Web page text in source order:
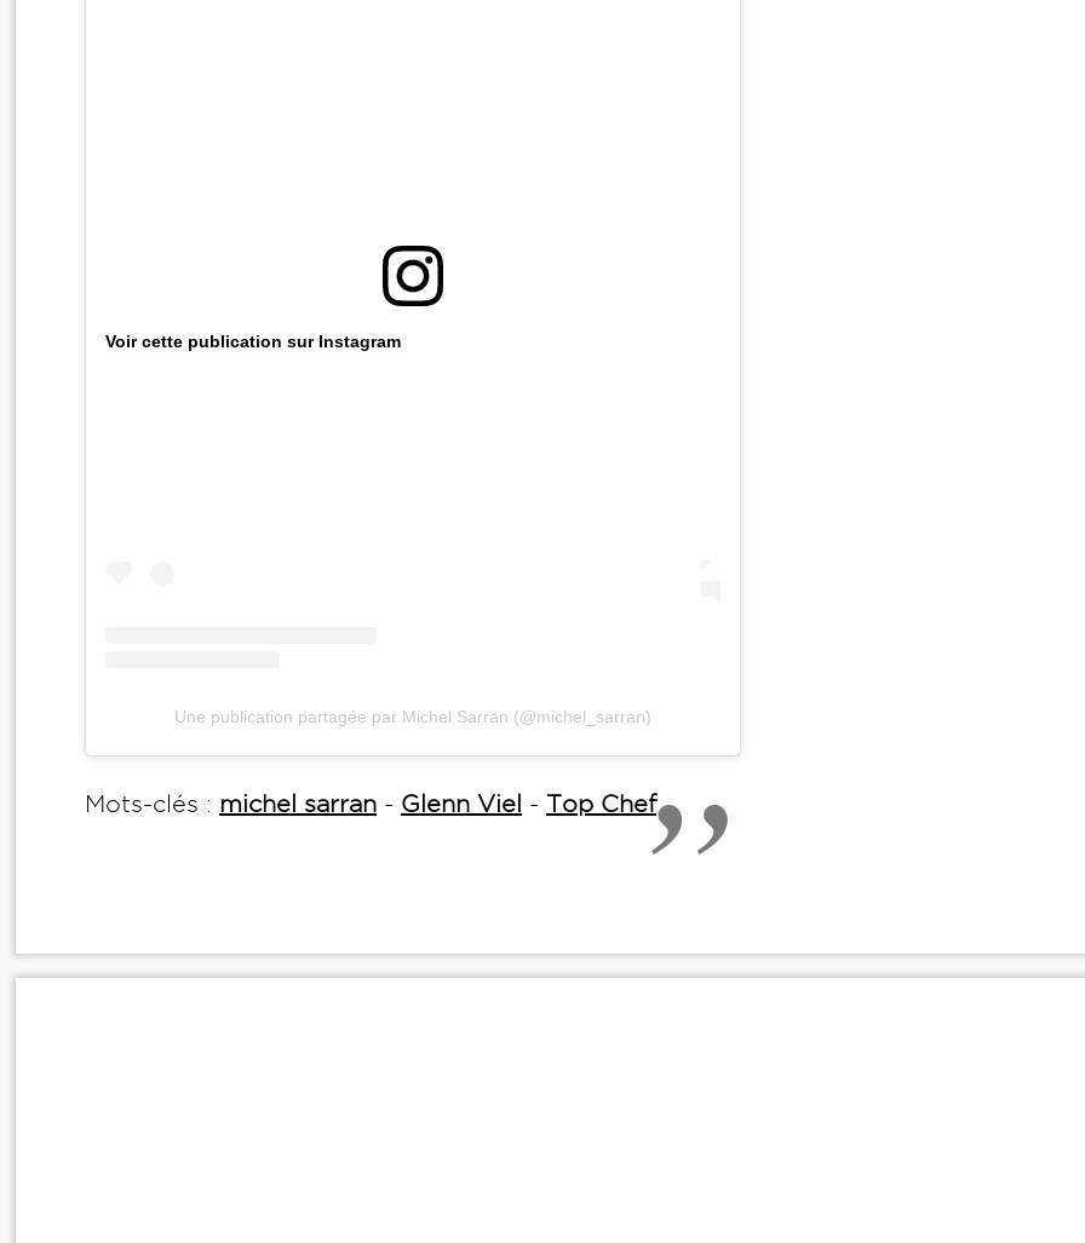
Voir cette publication sur Instagram
Une publication partagée par Michel Sarran (@michel_sarran)
Mots-clés : michel sarran - Glenn Viel - Top Chef